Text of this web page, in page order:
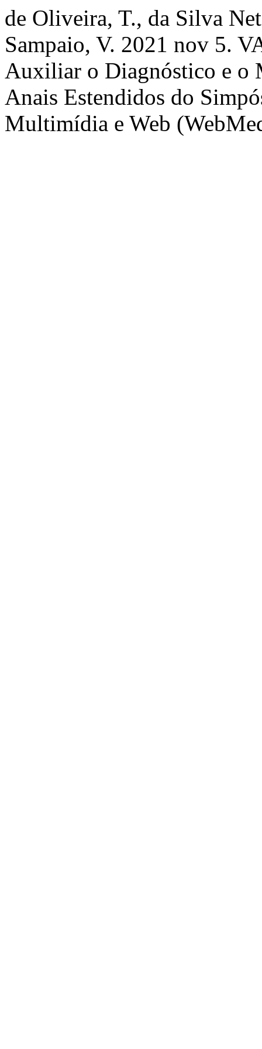
de Oliveira, T., da Silva
Sampaio, V. 2021 nov 5.
Auxiliar o Diagnóstico e o
Anais Estendidos do
Multimídia e Web